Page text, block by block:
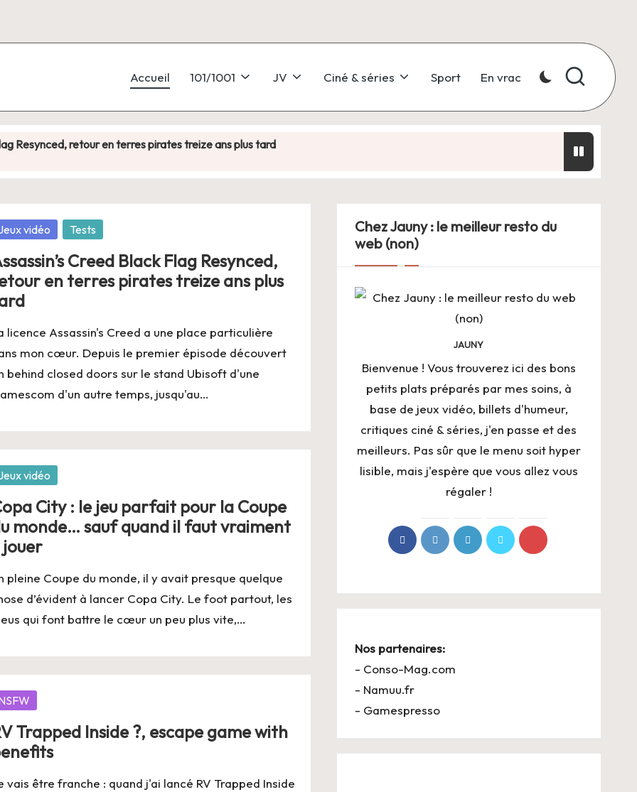
Accueil 101/1001 JV Ciné & séries Sport En vrac
Resynced, retour en terres pirates treize ans plus tard
la Coupe du monde… sauf quand il faut vraiment y jouer
qui dunke fort, mais qui manque un peu de jambes
Switch : toujours plus de tracteurs, toujours moins de vie sociale
Collection (Switch 2) : un voyage dans les années 90 qui ne demande même plus de souffler dans la cartouche
pas revenu, mais il n’était clairement pas loin
: le jeu de société, mais en mieux ?
vidéo Tests
Creed Black Flag Resynced,
en terres pirates treize ans plus
licence Assassin's Creed a une place particulière
mon cœur. Depuis le premier épisode découvert
behind closed doors sur le stand Ubisoft d'une
d'un autre temps, jusqu'au…
vidéo
City : le jeu parfait pour la Coupe
monde… sauf quand il faut vraiment
jouer
pleine Coupe du monde, il y avait presque quelque
d’évident à lancer Copa City. Le foot partout, les
qui font battre le cœur un peu plus vite,…
Trapped Inside ?, escape game with
vais être franche : quand j'ai lancé RV Trapped Inside
Chez Jauny : le meilleur resto du
web (non)
JAUNY
Bienvenue ! Vous trouverez ici des bons
petits plats préparés par mes soins, à
base de jeux vidéo, billets d'humeur,
critiques ciné & séries, j'en passe et des
meilleurs. Pas sûr que le menu soit hyper
lisible, mais j'espère que vous allez vous
régaler !
Nos partenaires:
- Conso-Mag.com
- Namuu.fr
- Gamespresso